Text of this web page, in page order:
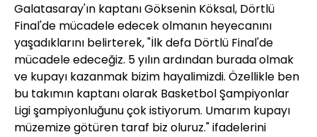
Galatasaray'ın kaptanı Göksenin Köksal, Dörtlü
Final'de mücadele edecek olmanın heyecanını
yaşadıklarını belirterek, "İlk defa Dörtlü Final'de
mücadele edeceğiz. 5 yılın ardından burada olmak
ve kupayı kazanmak bizim hayalimizdi. Özellikle ben
bu takımın kaptanı olarak Basketbol Şampiyonlar
Ligi şampiyonluğunu çok istiyorum. Umarım kupayı
müzemize götüren taraf biz oluruz." ifadelerini